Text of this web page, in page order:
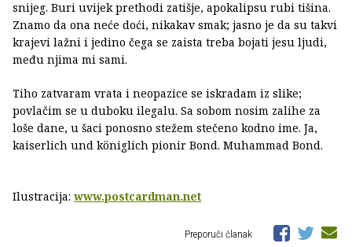
snijeg. Buri uvijek prethodi zatišje, apokalipsu rubi tišina.
Znamo da ona neće doći, nikakav smak; jasno je da su takvi
krajevi lažni i jedino čega se zaista treba bojati jesu ljudi,
među njima mi sami.
Tiho zatvaram vrata i neopazice se iskradam iz slike;
povlačim se u duboku ilegalu. Sa sobom nosim zalihe za
loše dane, u šaci ponosno stežem stečeno kodno ime. Ja,
kaiserlich und königlich pionir Bond. Muhammad Bond.
Ilustracija: www.postcardman.net
Preporuči članak